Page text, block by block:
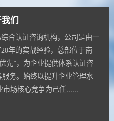
们
合认证咨询机构，公司是由一
年的实战经验，总部位于南
先”，为企业提供体系认证咨
务。始终以提升企业管理水
市场核心竞争为己任......